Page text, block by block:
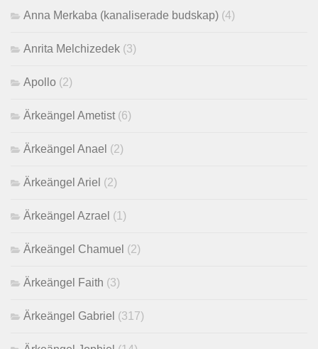
Anna Merkaba (kanaliserade budskap) (4)
Anrita Melchizedek (3)
Apollo (2)
Ärkeängel Ametist (6)
Ärkeängel Anael (2)
Ärkeängel Ariel (2)
Ärkeängel Azrael (1)
Ärkeängel Chamuel (2)
Ärkeängel Faith (3)
Ärkeängel Gabriel (317)